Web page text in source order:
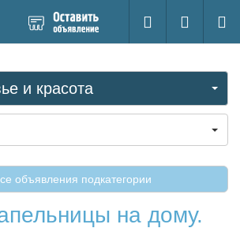
новое
Поиск
Вход на
и красота
объявления подкатегории
на дому.